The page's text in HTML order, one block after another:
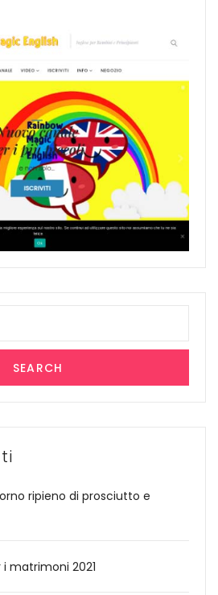
SEARCH
ripieno di prosciutto e
matrimoni 2021